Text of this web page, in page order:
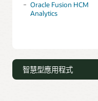
Oracle Fusion HCM
Analytics
智慧型應用程式